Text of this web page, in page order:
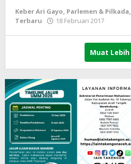
Keber Ari Gayo, Parlemen & Pilkada,
Terbaru
18 Februari 2017
Muat Lebih